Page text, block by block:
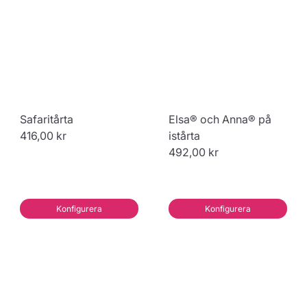
Safaritårta
416,00 kr
Konfigurera
Elsa® och Anna® på
istårta
492,00 kr
Konfigurera